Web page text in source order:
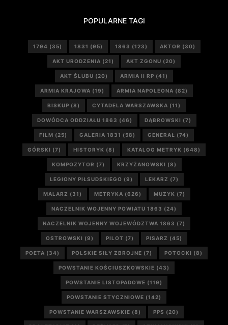
POPULARNE TAGI
1794 (35) 1831 (95) 1863 (123) AKTOR (30)
AKT URODZENIA (21) AKT ZGONU (20)
AKT ŚLUBU (20) ARMIA II RP (41)
ARMIA KRAJOWA (19) ARMIA NAPOLEONA (82)
BISKUP (8) CYTADELA WARSZAWSKA (11)
DOWÓDCA ODDZIAŁU 1863 (46) DĄBROWSKI (7)
FILM (25) GALERIA 1831 (58) GENERAŁ (74)
GÓRSKI (7) HISTORYK (8) KATALOG METRYK (648)
KOMPOZYTOR (7) KRZYŻANOWSKI (8)
LEGIONY PIŁSUDSKIEGO (9) LEKARZ (7)
MALARZ (31) METRYKA (626) MUZYK (7)
NACZELNIK WOJENNY POWIATU 1863 (24)
NACZELNIK WOJENNY WOJEWÓDZTWA 1863 (7)
OSTROWSKI (9) PILOT (7) PISARZ (45)
POETA (34) POLSKIE SIŁY ZBROJNE (7) POTOCKI (8)
POWSTANIE KOŚCIUSZKOWSKIE (43)
POWSTANIE LISTOPADOWE (119)
POWSTANIE STYCZNIOWE (142)
POWSTANIE WARSZAWSKIE (8) PPS (20)